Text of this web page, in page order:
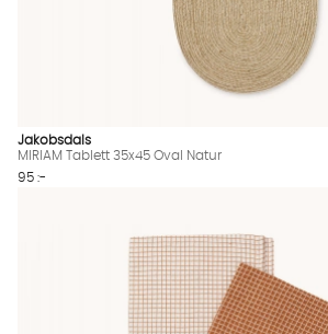
Jakobsdals
MIRIAM Tablett 35x45 Oval Natur
95 :-